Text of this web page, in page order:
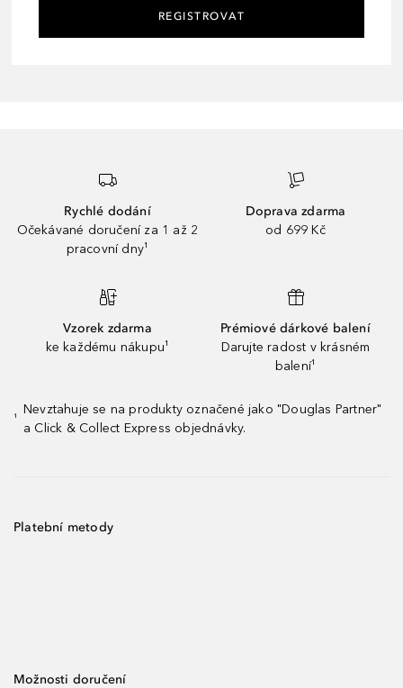
REGISTROVAT
Rychlé dodání
Očekávané doručení za 1 až 2
pracovní dny¹
Doprava zdarma
od 699 Kč
Vzorek zdarma
ke každému nákupu¹
Prémiové dárkové balení
Darujte radost v krásném
balení¹
¹
Nevztahuje se na produkty označené jako "Douglas Partner"
a Click & Collect Express objednávky.
Platební metody
Možnosti doručení